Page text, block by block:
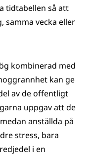
tidtabellen så att
samma vecka eller
kombinerad med
kan ge
av de offentligt
uppgav att de
anställda på
stress, bara
i en